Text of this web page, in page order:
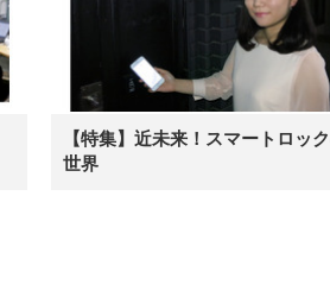
【特集】近未来！スマートロッ
世界